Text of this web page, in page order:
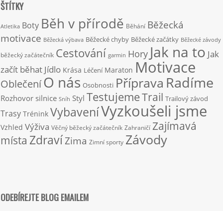
ŠTÍTKY
Atletika Boty Běh v přírodě Běhání Běžecká
motivace Běžecká výbava Běžecké chyby Běžecké začátky Běžecké závody
běžecký začátečník Cestování garmin Hory Jak na to Jak
začít běhat Jídlo Krása Léčení Maraton Motivace
OblečeníO nás Osobnosti Příprava Radíme
Rozhovor silnice Sníh Styl TestujemeTrail Trailový závod
Trasy Trénink VybaveníVyzkoušeli jsme
Vzhled Výživa Věčný běžecký začátečník Zahraničí Zajímavá
místa ZdravíZima Zimní sporty Závody
ODEBÍREJTE BLOG EMAILEM